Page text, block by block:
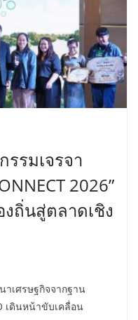
รรมเจรจา
2026”
ถิ่นสู่ตลาดเชิง
เศรษฐกิจจากฐาน
เดินหน้าขับเคลื่อน